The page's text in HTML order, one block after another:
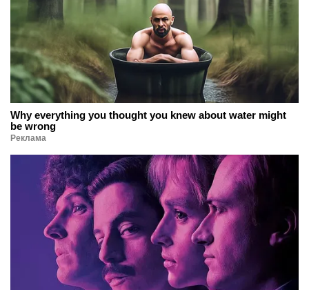
Why everything you thought you knew about water might
be wrong
Реклама